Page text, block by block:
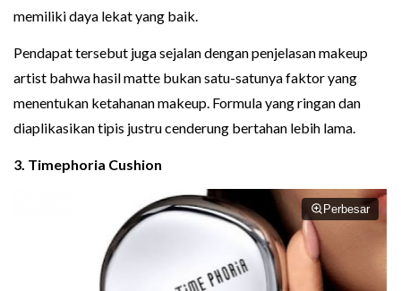
memiliki daya lekat yang baik.
Pendapat tersebut juga sejalan dengan penjelasan makeup
artist bahwa hasil matte bukan satu-satunya faktor yang
menentukan ketahanan makeup. Formula yang ringan dan
diaplikasikan tipis justru cenderung bertahan lebih lama.
3. Timephoria Cushion
Perbesar